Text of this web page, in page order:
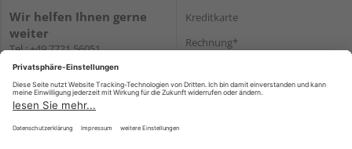
Wir helfen Ihnen gerne
weiter
Tel.:+49 7721 56051
E-Mail:onlineshop@holzland-
WhatsApp
Kreditkarte
Rechnung*
Versand